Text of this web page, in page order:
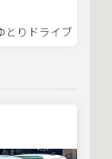
とりドライブ